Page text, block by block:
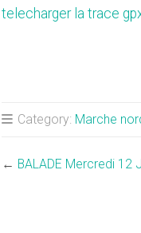
telecharger la trace
Category: Marche
← BALADE Mercredi 12